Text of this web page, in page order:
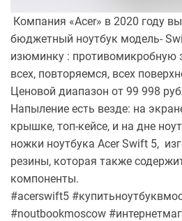
Компания «Acer» в 2020 году
бюджетный ноутбук модель-
изюминку : противомикробную
всех, повторяемся, всех
Ценовой диапазон от 99 998
Напыление есть везде: на
крышке, топ-кейсе, и на дне
ножки ноутбука Acer Swift 5,
резины, которая также
компоненты.
#acerswift5
#noutbookmoscow